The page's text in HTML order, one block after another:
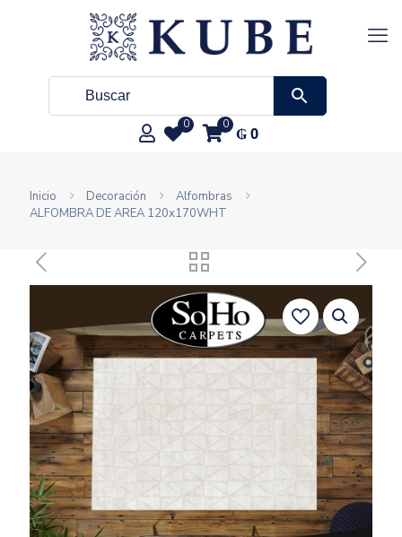
0 0 ₲0
Inicio Decoración
Alfombras
ALFOMBRA DE AREA 120x170WHT